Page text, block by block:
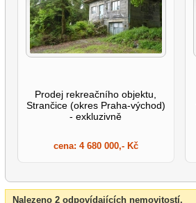
Prodej rekreačního objektu,
Strančice (okres Praha-východ)
- exkluzivně
cena: 4 680 000,- Kč
Nalezeno 2 odpovídajících nemovitostí.